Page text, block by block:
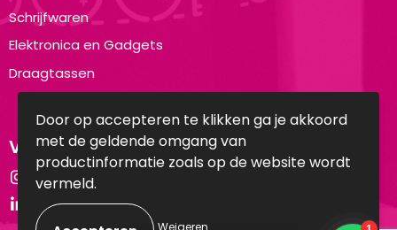
Schrijfwaren
Elektronica en Gadgets
Draagtassen
Volg ons op:
Instagram
LinkedIn
Door op accepteren te klikken ga je akkoord
met de geldende omgang van
productinformatie zoals op de website wordt
vermeld.
Weigeren